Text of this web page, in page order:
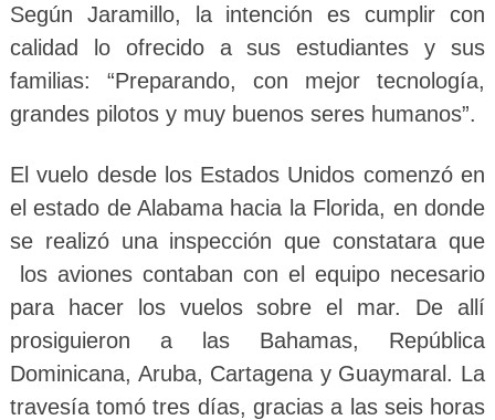
Según Jaramillo, la intención es cumplir con
calidad lo ofrecido a sus estudiantes y sus
familias: “Preparando, con mejor tecnología,
grandes pilotos y muy buenos seres humanos”.
El vuelo desde los Estados Unidos comenzó en
el estado de Alabama hacia la Florida, en donde
se realizó una inspección que constatara que
los aviones contaban con el equipo necesario
para hacer los vuelos sobre el mar. De allí
prosiguieron a las Bahamas, República
Dominicana, Aruba, Cartagena y Guaymaral. La
travesía tomó tres días, gracias a las seis horas